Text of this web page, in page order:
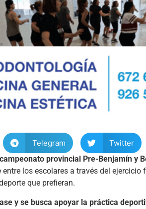
Telegram Twitter
provincial Pre-Benjamín y
los escolares a través del
que prefieran.
y se busca apoyar la práctica